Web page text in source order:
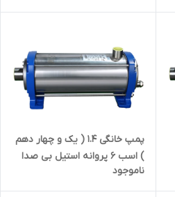
پمپ خانگی ۱.۴ ( یک و چهار دهم
) اسب ۶ پروانه استیل بی صدا
ضدآب راد پمپ 3SS06 | سایلنت
ناموجود